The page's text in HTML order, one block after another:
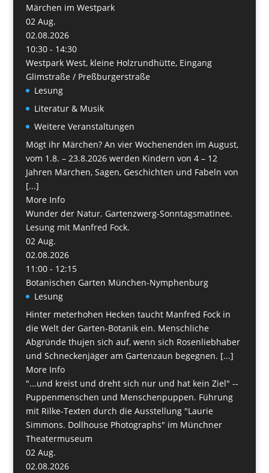
Märchen im Westpark
02 Aug.
02.08.2026
10:30 - 14:30
Westpark West, kleine Holzrundhütte, Eingang
Glimstraße / Preßburgerstraße
Lesung
Literatur & Musik
Weitere Veranstaltungen
Mögt ihr Märchen? An vier Wochenenden im August,
vom 1.8. – 23.8.2026 werden Kindern von 4 – 12
Jahren Märchen, Sagen, Geschichten und Fabeln von
[...]
More Info
Wunder der Natur. Gartenzwerg-Sonntagsmatinee.
Lesung mit Manfred Fock.
02 Aug.
02.08.2026
11:00 - 12:15
Botanischen Garten München-Nymphenburg
Lesung
Hinter meterhohen Hecken taucht Manfred Fock in
die Welt der Garten-Botanik ein. Menschliche
Abgründe thujen sich auf, wenn sich Rosenliebhaber
und Schneckenjäger am Gartenzaun begegnen. [...]
More Info
"...und kreist und dreht sich nur und hat kein Ziel" --
Puppenmenschen und Menschenpuppen. Führung
mit Rilke-Texten durch die Ausstellung "Laurie
Simmons. Dollhouse Photographs" im Münchner
Theatermuseum
02 Aug.
02.08.2026